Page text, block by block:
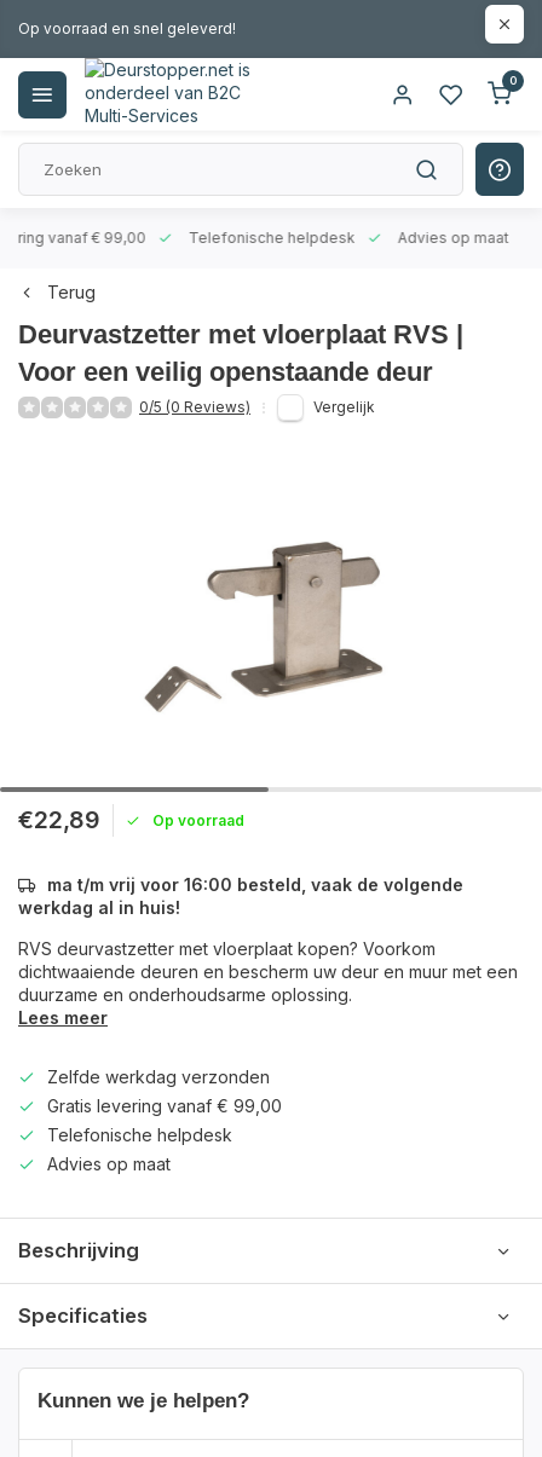
Op voorraad en snel geleverd!
0
vanaf € 99,00 Telefonische helpdesk Advies op maat
Terug
Deurvastzetter met vloerplaat RVS |
Voor een veilig openstaande deur
0/5 (0 Reviews) Vergelijk
€22,89 Op voorraad
ma t/m vrij voor 16:00 besteld, vaak de volgende
werkdag al in huis!
RVS deurvastzetter met vloerplaat kopen? Voorkom
dichtwaaiende deuren en bescherm uw deur en muur met een
duurzame en onderhoudsarme oplossing.
Lees meer
Zelfde werkdag verzonden
Gratis levering vanaf € 99,00
Telefonische helpdesk
Advies op maat
Beschrijving
Specificaties
Kunnen we je helpen?